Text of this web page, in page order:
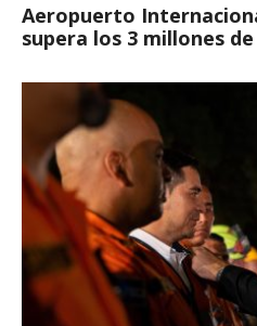
Aeropuerto
supera los 3 millones